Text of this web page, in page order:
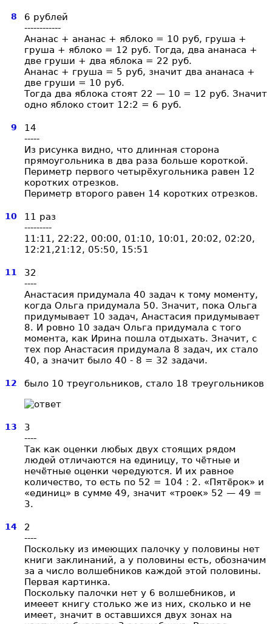
8
6 рублей
------------
Ананас + ананас + яблоко = 10 руб, груша +
груша + яблоко = 12 руб. Тогда, два ананаса +
две груши + два яблока = 22 руб.
Ананас + груша = 5 руб, значит два ананаса +
две груши = 10 руб.
Тогда два яблока стоят 22 — 10 = 12 руб. Значит
одно яблоко стоит 12:2 = 6 руб.
9
14
-----
Из рисунка видно, что длинная сторона
прямоугольника в два раза больше короткой.
Периметр первого четырёхугольника равен 12
коротких отрезков.
Периметр второго равен 14 коротких отрезков.
10
11 раз
---------
11:11, 22:22, 00:00, 01:10, 10:01, 20:02, 02:20,
12:21,21:12, 05:50, 15:51
11
32
----
Анастасия придумала 40 задач к тому моменту,
когда Ольга придумала 50. Значит, пока Ольга
придумывает 10 задач, Анастасия придумывает
8. И ровно 10 задач Ольга придумала с того
момента, как Ирина пошла отдыхать. Значит, с
тех пор Анастасия придумала 8 задач, их стало
40, а значит было 40 - 8 = 32 задачи.
12 было 10 треугольников, стало 18 треугольников
13
3
----
Так как оценки любых двух стоящих рядом
людей отличаются на единицу, то чётные и
нечётные оценки чередуются. И их равное
количество, то есть по 52 = 104 : 2. «Пятёрок» и
«единиц» в сумме 49, значит «троек» 52 — 49 =
3.
14
2
----
Поскольку из имеющих палочку у половины нет
книги заклинаний, а у половины есть, обозначим
за a число волшебников каждой этой половины.
Первая картинка.
Поскольку палочки нет у 6 волшебников, и
имееет книгу столько же из них, сколько и не
имеет, значит в оставшихся двух зонах на